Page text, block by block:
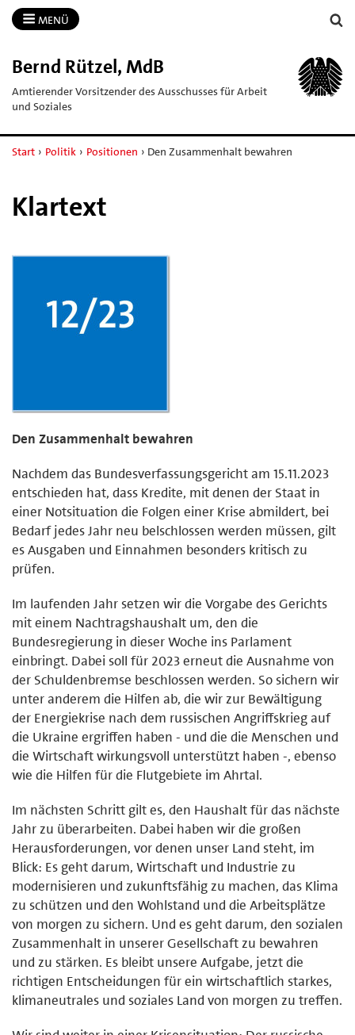
MENÜ
Bernd Rützel, MdB
Amtierender Vorsitzender des Ausschusses für Arbeit
und Soziales
Start › Politik › Positionen › Den Zusammenhalt bewahren
Klartext
Den Zusammenhalt bewahren
Nachdem das Bundesverfassungsgericht am 15.11.2023
entschieden hat, dass Kredite, mit denen der Staat in
einer Notsituation die Folgen einer Krise abmildert, bei
Bedarf jedes Jahr neu belschlossen werden müssen, gilt
es Ausgaben und Einnahmen besonders kritisch zu
prüfen.
Im laufenden Jahr setzen wir die Vorgabe des Gerichts
mit einem Nachtragshaushalt um, den die
Bundesregierung in dieser Woche ins Parlament
einbringt. Dabei soll für 2023 erneut die Ausnahme von
der Schuldenbremse beschlossen werden. So sichern wir
unter anderem die Hilfen ab, die wir zur Bewältigung
der Energiekrise nach dem russischen Angriffskrieg auf
die Ukraine ergriffen haben - und die die Menschen und
die Wirtschaft wirkungsvoll unterstützt haben -, ebenso
wie die Hilfen für die Flutgebiete im Ahrtal.
Im nächsten Schritt gilt es, den Haushalt für das nächste
Jahr zu überarbeiten. Dabei haben wir die großen
Herausforderungen, vor denen unser Land steht, im
Blick: Es geht darum, Wirtschaft und Industrie zu
modernisieren und zukunftsfähig zu machen, das Klima
zu schützen und den Wohlstand und die Arbeitsplätze
von morgen zu sichern. Und es geht darum, den sozialen
Zusammenhalt in unserer Gesellschaft zu bewahren
und zu stärken. Es bleibt unsere Aufgabe, jetzt die
richtigen Entscheidungen für ein wirtschaftlich starkes,
klimaneutrales und soziales Land von morgen zu treffen.